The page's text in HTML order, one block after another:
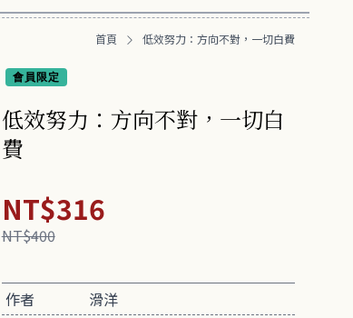
首頁 低效努力：方向不對，一切白費
會員限定
低效努力：方向不對，一切白
費
NT$316
NT$400
作者
滑洋